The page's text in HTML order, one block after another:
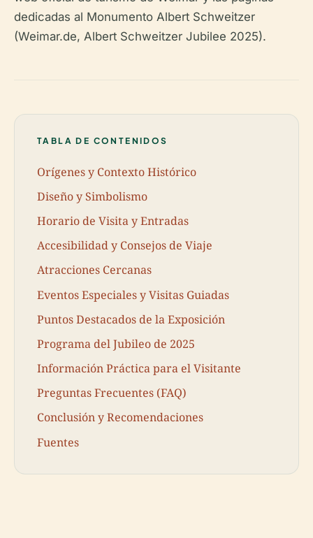
dedicadas al Monumento Albert Schweitzer
(Weimar.de, Albert Schweitzer Jubilee 2025).
TABLA DE CONTENIDOS
Orígenes y Contexto Histórico
Diseño y Simbolismo
Horario de Visita y Entradas
Accesibilidad y Consejos de Viaje
Atracciones Cercanas
Eventos Especiales y Visitas Guiadas
Puntos Destacados de la Exposición
Programa del Jubileo de 2025
Información Práctica para el Visitante
Preguntas Frecuentes (FAQ)
Conclusión y Recomendaciones
Fuentes